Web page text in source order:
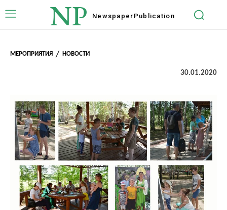
NP Newspaper Publication
МЕРОПРИЯТИЯ НОВОСТИ
30.01.2020